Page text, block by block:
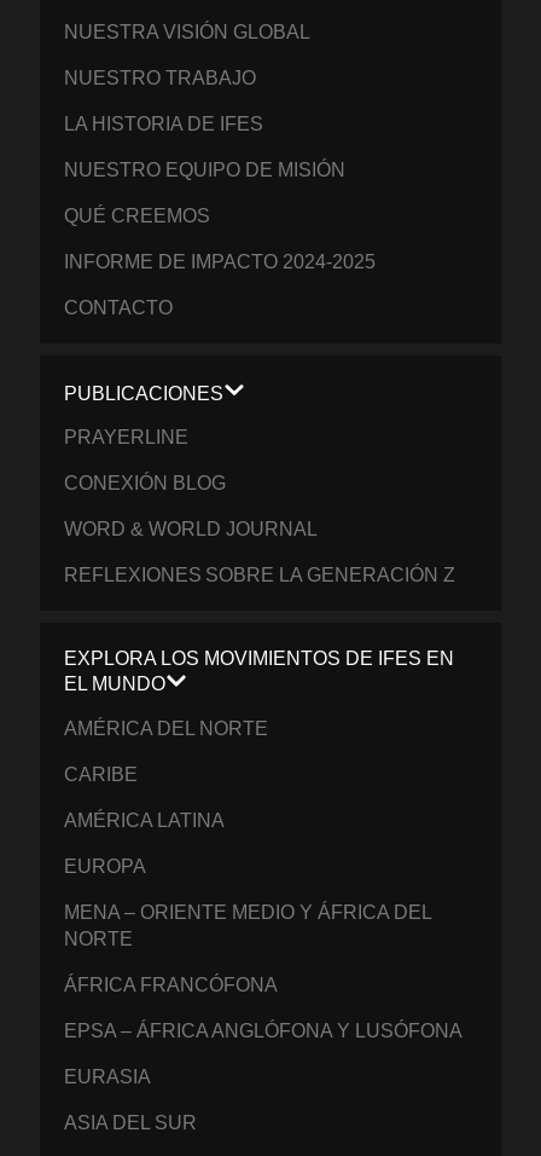
NUESTRA VISIÓN GLOBAL
NUESTRO TRABAJO
LA HISTORIA DE IFES
NUESTRO EQUIPO DE MISIÓN
QUÉ CREEMOS
INFORME DE IMPACTO 2024-2025
CONTACTO
PUBLICACIONES
PRAYERLINE
CONEXIÓN BLOG
WORD & WORLD JOURNAL
REFLEXIONES SOBRE LA GENERACIÓN Z
EXPLORA LOS MOVIMIENTOS DE IFES EN
EL MUNDO
AMÉRICA DEL NORTE
CARIBE
AMÉRICA LATINA
EUROPA
MENA – ORIENTE MEDIO Y ÁFRICA DEL
NORTE
ÁFRICA FRANCÓFONA
EPSA – ÁFRICA ANGLÓFONA Y LUSÓFONA
EURASIA
ASIA DEL SUR